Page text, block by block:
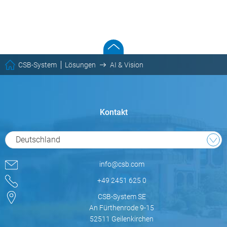
CSB-System Lösungen AI & Vision
Kontakt
Deutschland
info@csb.com
+49 2451 625 0
CSB-System SE
An Fürthenrode 9-15
52511 Geilenkirchen